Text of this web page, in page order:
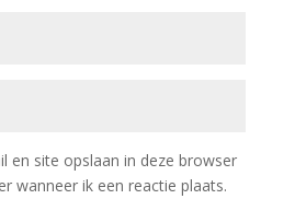
en site opslaan in deze browser
wanneer ik een reactie plaats.